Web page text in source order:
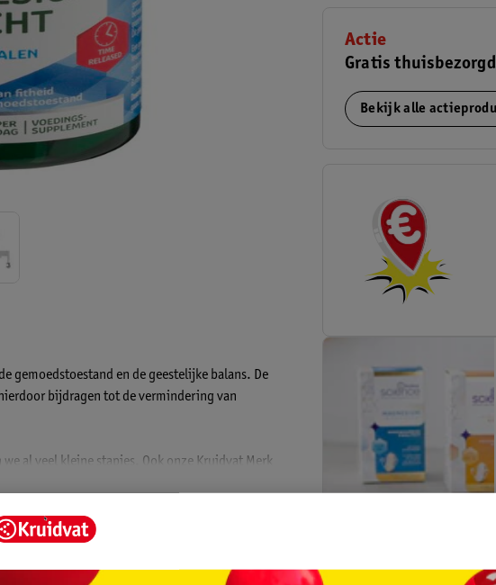
gemoedstoestand en de geestelijke balans. De
bijdragen tot de vermindering van
al veel kleine stapjes. Ook onze Kruidvat Merk
de wanden van de potjes van onze Kruidvat
stevig werden. We besparen hierdoor 46.000 kg
duurzamere wereld!
Actie
Gratis thuisbezorgd
Bekijk alle
Kruidvat is